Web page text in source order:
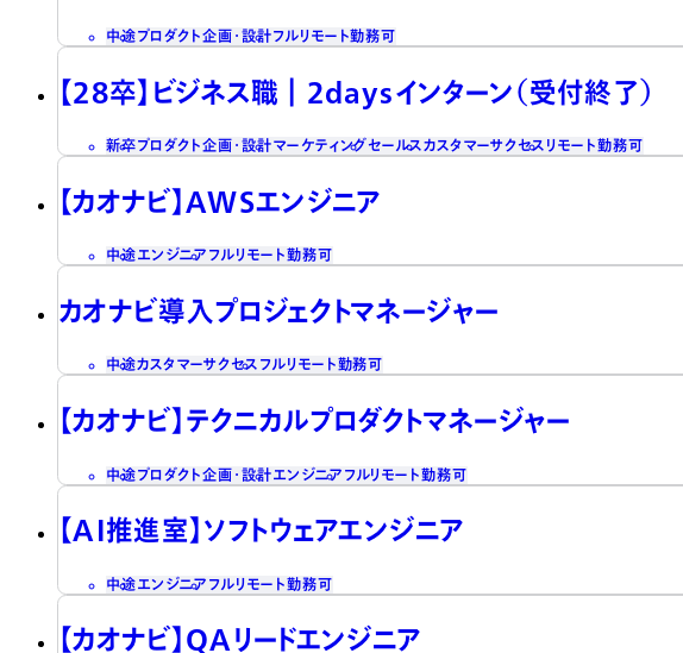
中途プロダクト企画・設計フルリモート勤務可
【28卒】ビジネス職┃2daysインターン（受付終了）
新卒プロダクト企画・設計マーケティングセールスカスタマーサクセス リモート勤務可
【カオナビ】AWSエンジニア
中途エンジニア フルリモート勤務可
カオナビ導入プロジェクトマネージャー
中途カスタマーサクセス フルリモート勤務可
【カオナビ】テクニカルプロダクトマネージャー
中途プロダクト企画・設計エンジニア フルリモート勤務可
【AI推進室】ソフトウェアエンジニア
中途エンジニア フルリモート勤務可
【カオナビ】QAリードエンジニア